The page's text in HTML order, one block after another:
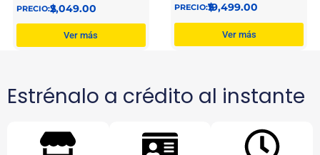
$
2,049.00
Ver más
$
19,499.00
Ver más
Estrénalo a crédito al instante